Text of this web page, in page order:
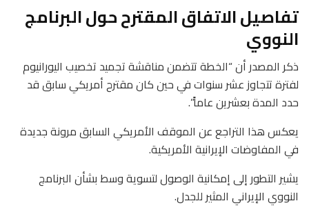
تفاصيل الاتفاق المقترح حول البرنامج
النووي
ذكر المصدر أن “الخطة تتضمن مناقشة تجميد تخصيب اليورانيوم
لفترة تتجاوز عشر سنوات في حين كان مقترح أمريكي سابق قد
حدد المدة بعشرين عاماً”.
يعكس هذا التراجع عن الموقف الأمريكي السابق مرونة جديدة
في المفاوضات الإيرانية الأمريكية.
يشير التطور إلى إمكانية الوصول لتسوية وسط بشأن البرنامج
النووي الإيراني المثير للجدل.